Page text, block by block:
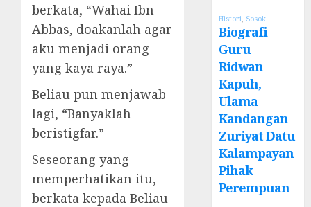
berkata, “Wahai Ibn
Abbas, doakanlah agar
aku menjadi orang
yang kaya raya.”
Beliau pun menjawab
lagi, “Banyaklah
beristigfar.”
Seseorang yang
memperhatikan itu,
berkata kepada Beliau
Histori, Sosok
Biografi
Guru
Ridwan
Kapuh,
Ulama
Kandangan
Zuriyat Datu
Kalampayan
Pihak
Perempuan